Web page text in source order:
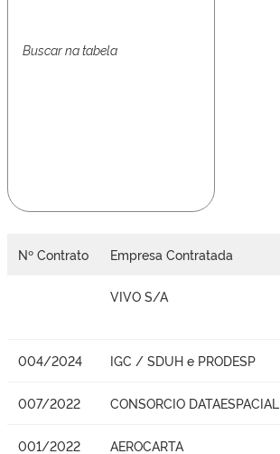
Nº Contrato Empresa Contratada
VIVO S/A
004/2024 IGC / SDUH e PRODESP
007/2022 CONSORCIO DATAESPACIAL
001/2022 AEROCARTA